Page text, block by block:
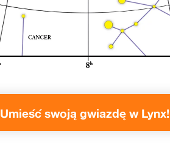
Umieść swoją gwiazdę w Lynx!